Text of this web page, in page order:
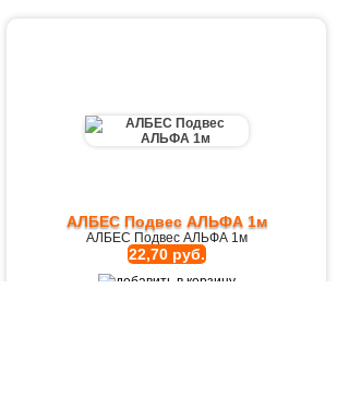
АЛБЕС Подвес АЛЬФА 1м
АЛБЕС Подвес АЛЬФА 1м
22,70 руб.